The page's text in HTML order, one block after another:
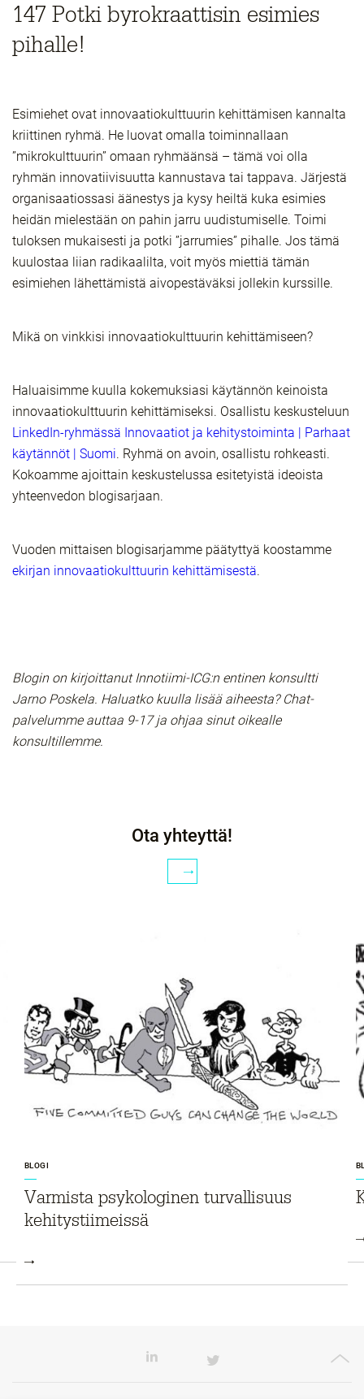
147 Potki byrokraattisin esimies
pihalle!
Esimiehet ovat innovaatiokulttuurin kehittämisen kannalta
kriittinen ryhmä. He luovat omalla toiminnallaan
”mikrokulttuurin” omaan ryhmäänsä – tämä voi olla
ryhmän innovatiivisuutta kannustava tai tappava. Järjestä
organisaatiossasi äänestys ja kysy heiltä kuka esimies
heidän mielestään on pahin jarru uudistumiselle. Toimi
tuloksen mukaisesti ja potki ”jarrumies” pihalle. Jos tämä
kuulostaa liian radikaalilta, voit myös miettiä tämän
esimiehen lähettämistä aivopestäväksi jollekin kurssille.
Mikä on vinkkisi innovaatiokulttuurin kehittämiseen?
Haluaisimme kuulla kokemuksiasi käytännön keinoista
innovaatiokulttuurin kehittämiseksi. Osallistu keskusteluun
LinkedIn-ryhmässä Innovaatiot ja kehitystoiminta | Parhaat
käytännöt | Suomi. Ryhmä on avoin, osallistu rohkeasti.
Kokoamme ajoittain keskustelussa esitetyistä ideoista
yhteenvedon blogisarjaan.
Vuoden mittaisen blogisarjamme päätyttyä koostamme
ekirjan innovaatiokulttuurin kehittämisestä.
Blogin on kirjoittanut Innotiimi-ICG:n entinen konsultti
Jarno Poskela. Haluatko kuulla lisää aiheesta? Chat-
palvelumme auttaa 9-17 ja ohjaa sinut oikealle
konsultillemme.
Ota yhteyttä!
BLOGI
Varmista psykologinen turvallisuus
kehitys­tiimeissä